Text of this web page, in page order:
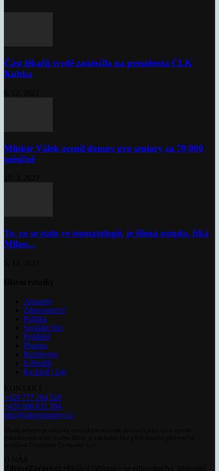
Část lékařů tvrdě zaútočila na prezidenta ČLK
Kubka
Ministr Válek ocenil domov pro seniory za 70 000
měsíčně
To, co se stalo ve stomatologii, je šílená ostuda, říká
Milan...
Aktuality
Zdravotnictví
Politika
Sociální věci
Pojištění
Pharma
Rozhovory
E-Health
Ke kávě i čaji
+420 777 264 528
+420 606 831 394
info@zdravezpravy.cz